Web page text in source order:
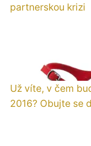
partnerskou krizi
Už víte, v čem
2016? Obujte se